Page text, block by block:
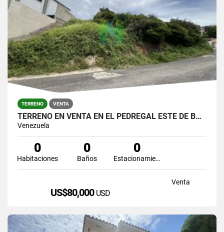
TERRENO VENTA
TERRENO EN VENTA EN EL PEDREGAL ESTE DE BARQUISIMETO
Venezuela
0
Habitaciones
0
Baños
0
Estacionamiento
Venta
US$80,000 USD